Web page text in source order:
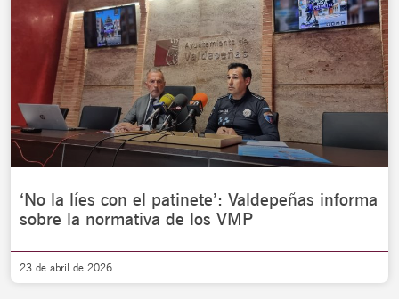
‘No la líes con el patinete’: Valdepeñas informa
sobre la normativa de los VMP
23 de abril de 2026